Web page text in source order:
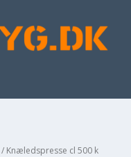
/ Knæledspresse cl 500 k